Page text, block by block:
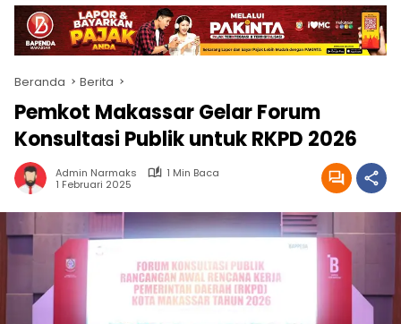
Beranda Berita
Pemkot Makassar Gelar Forum
Konsultasi Publik untuk RKPD 2026
Admin Narmaks
1 Min Baca
1 Februari 2025